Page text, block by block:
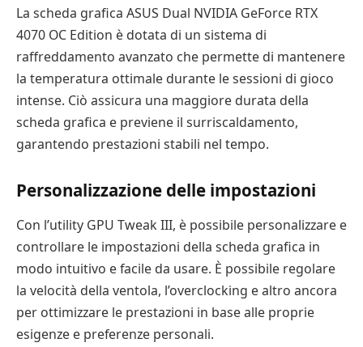
La scheda grafica ASUS Dual NVIDIA GeForce RTX
4070 OC Edition è dotata di un sistema di
raffreddamento avanzato che permette di mantenere
la temperatura ottimale durante le sessioni di gioco
intense. Ciò assicura una maggiore durata della
scheda grafica e previene il surriscaldamento,
garantendo prestazioni stabili nel tempo.
Personalizzazione delle impostazioni
Con l’utility GPU Tweak III, è possibile personalizzare e
controllare le impostazioni della scheda grafica in
modo intuitivo e facile da usare. È possibile regolare
la velocità della ventola, l’overclocking e altro ancora
per ottimizzare le prestazioni in base alle proprie
esigenze e preferenze personali.